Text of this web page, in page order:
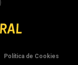
Política de Cookies